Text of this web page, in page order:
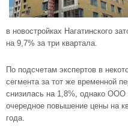
в новостройках Нагатинского
на 9,7% за три квартала.
По подсчетам экспертов в
сегмента за тот же временной
снизилась на 1,8%, однако ООО
очередное повышение цены на
года.